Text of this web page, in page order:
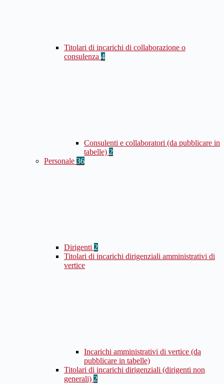
Titolari di incarichi di collaborazione o
consulenza 4
Consulenti e collaboratori (da pubblicare in
tabelle) 2
Personale 36
Dirigenti 2
Titolari di incarichi dirigenziali amministrativi di
vertice
Incarichi amministrativi di vertice (da
pubblicare in tabelle)
Titolari di incarichi dirigenziali (dirigenti non
generali) 2